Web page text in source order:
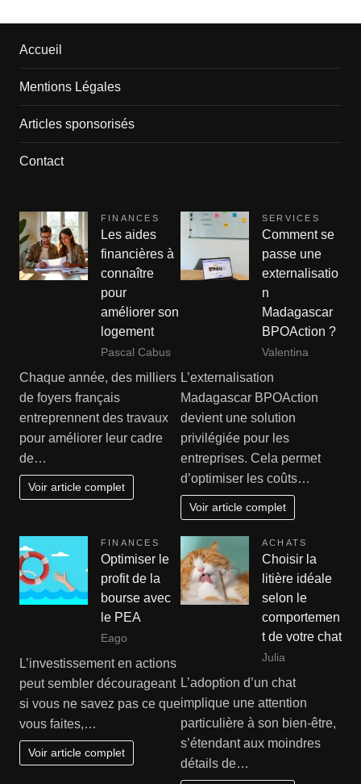
Accueil
Mentions Légales
Articles sponsorisés
Contact
FINANCES
Les aides
financières à
connaître
pour
améliorer son
logement
Pascal Cabus
Chaque année, des milliers
de foyers français
entreprennent des travaux
pour améliorer leur cadre
de…
Voir article complet
SERVICES
Comment se
passe une
externalisatio
n
Madagascar
BPOAction ?
Valentina
L’externalisation
Madagascar BPOAction
devient une solution
privilégiée pour les
entreprises. Cela permet
d’optimiser les coûts…
Voir article complet
FINANCES
Optimiser le
profit de la
bourse avec
le PEA
Eago
L’investissement en actions
peut sembler décourageant
si vous ne savez pas ce que
vous faites,…
Voir article complet
ACHATS
Choisir la
litière idéale
selon le
comportemen
t de votre chat
Julia
L’adoption d’un chat
implique une attention
particulière à son bien-être,
s’étendant aux moindres
détails de…